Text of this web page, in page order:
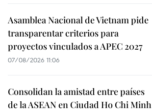
Asamblea Nacional de Vietnam pide
transparentar criterios para
proyectos vinculados a APEC 2027
07/08/2026 11:06
Consolidan la amistad entre países
de la ASEAN en Ciudad Ho Chi Minh